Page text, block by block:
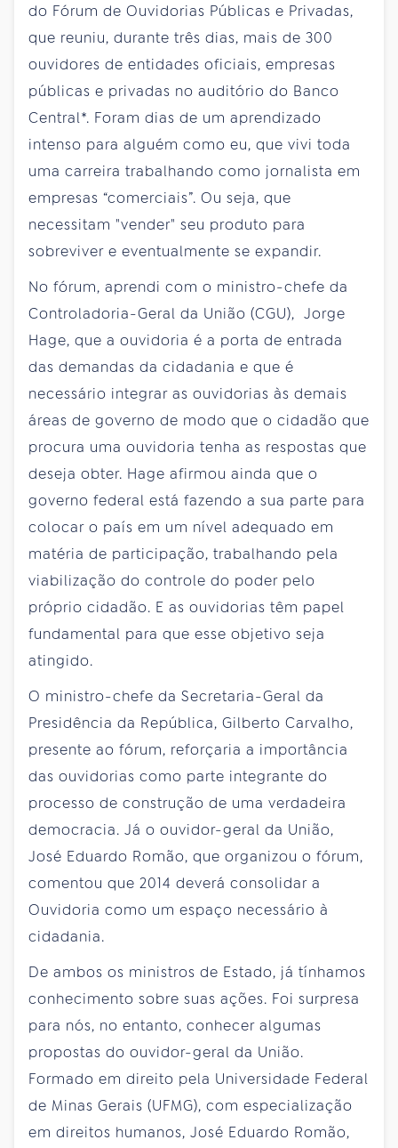
do Fórum de Ouvidorias Públicas e Privadas,
que reuniu, durante três dias, mais de 300
ouvidores de entidades oficiais, empresas
públicas e privadas no auditório do Banco
Central*. Foram dias de um aprendizado
intenso para alguém como eu, que vivi toda
uma carreira trabalhando como jornalista em
empresas “comerciais”. Ou seja, que
necessitam "vender" seu produto para
sobreviver e eventualmente se expandir.
No fórum, aprendi com o ministro-chefe da
Controladoria-Geral da União (CGU), Jorge
Hage, que a ouvidoria é a porta de entrada
das demandas da cidadania e que é
necessário integrar as ouvidorias às demais
áreas de governo de modo que o cidadão que
procura uma ouvidoria tenha as respostas que
deseja obter. Hage afirmou ainda que o
governo federal está fazendo a sua parte para
colocar o país em um nível adequado em
matéria de participação, trabalhando pela
viabilização do controle do poder pelo
próprio cidadão. E as ouvidorias têm papel
fundamental para que esse objetivo seja
atingido.
O ministro-chefe da Secretaria-Geral da
Presidência da República, Gilberto Carvalho,
presente ao fórum, reforçaria a importância
das ouvidorias como parte integrante do
processo de construção de uma verdadeira
democracia. Já o ouvidor-geral da União,
José Eduardo Romão, que organizou o fórum,
comentou que 2014 deverá consolidar a
Ouvidoria como um espaço necessário à
cidadania.
De ambos os ministros de Estado, já tínhamos
conhecimento sobre suas ações. Foi surpresa
para nós, no entanto, conhecer algumas
propostas do ouvidor-geral da União.
Formado em direito pela Universidade Federal
de Minas Gerais (UFMG), com especialização
em direitos humanos, José Eduardo Romão,